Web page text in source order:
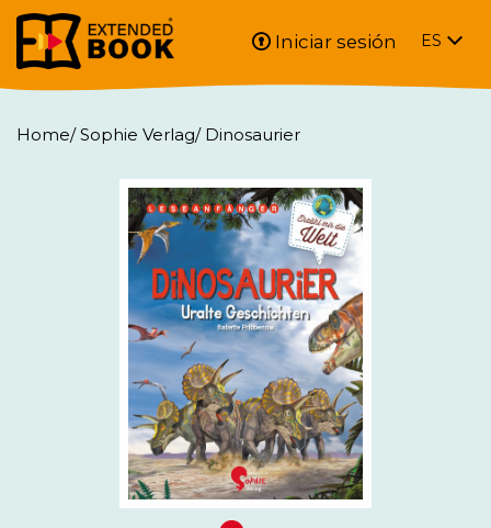
Iniciar sesión ES
Home/ Sophie Verlag/ Dinosaurier